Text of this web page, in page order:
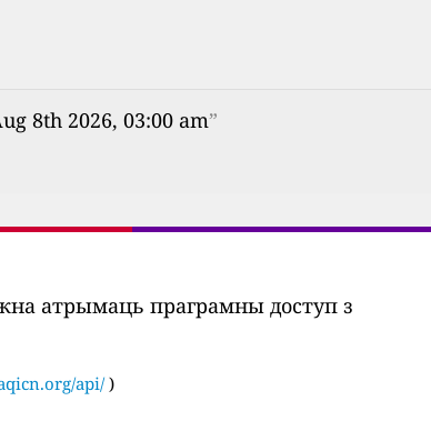
8th 2026, 03:00 am”
атрымаць праграмны доступ з
api/)